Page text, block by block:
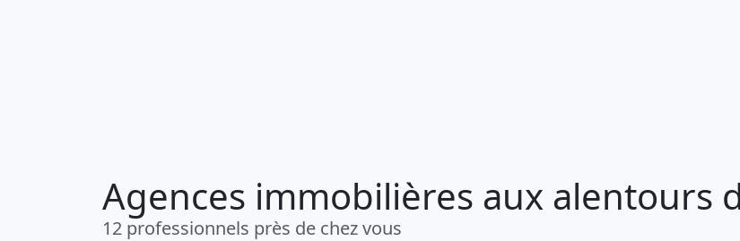
Agences immobilières aux alentours
12 professionnels près de chez vous